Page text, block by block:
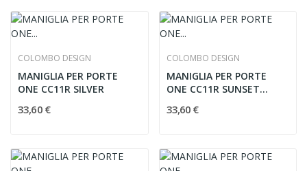
COLOMBO DESIGN
MANIGLIA PER PORTE
ONE CC11R SILVER
33,60 €
COLOMBO DESIGN
MANIGLIA PER PORTE
ONE CC11R SUNSET
33,60 €